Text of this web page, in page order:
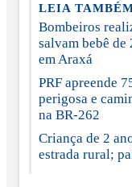
LEIA
Bombeiros
salvam bebê de
em Araxá
PRF apreende
perigosa e
na BR-262
Criança de 2
estrada rural;